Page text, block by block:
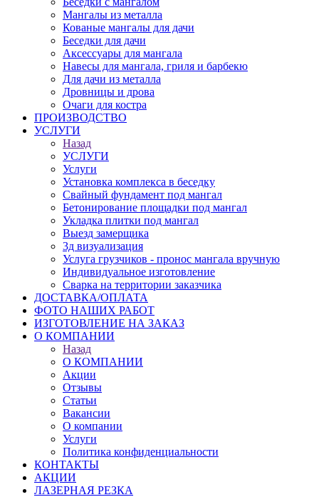
Мангалы из металла
Кованые мангалы для дачи
Беседки для дачи
Аксессуары для мангала
Навесы для мангала, гриля и барбекю
Для дачи из металла
Дровницы и дрова
Очаги для костра
ПРОИЗВОДСТВО
УСЛУГИ
Назад
УСЛУГИ
Услуги
Установка комплекса в беседку
Свайный фундамент под мангал
Бетонирование площадки под мангал
Укладка плитки под мангал
Выезд замерщика
3д визуализация
Услуга грузчиков - пронос мангала вручную
Индивидуальное изготовление
Сварка на территории заказчика
ДОСТАВКА/ОПЛАТА
ФОТО НАШИХ РАБОТ
ИЗГОТОВЛЕНИЕ НА ЗАКАЗ
О КОМПАНИИ
Назад
О КОМПАНИИ
Акции
Отзывы
Статьи
Вакансии
О компании
Услуги
Политика конфиденциальности
КОНТАКТЫ
АКЦИИ
ЛАЗЕРНАЯ РЕЗКА